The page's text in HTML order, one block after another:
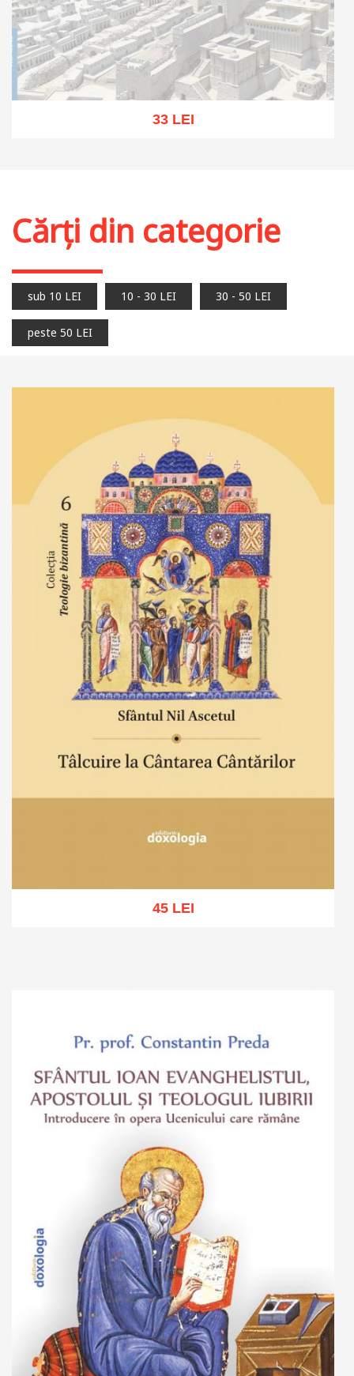
33 LEI
Cărți din categorie
sub 10 LEI 10 - 30 LEI 30 - 50 LEI
peste 50 LEI
45 LEI